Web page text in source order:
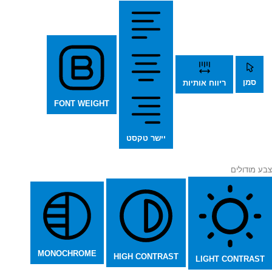
סמן ריווח אותיות
יישר טקסט
FONT WEIGHT
צבע מודולים
LIGHT CONTRAST
HIGH CONTRAST
MONOCHROME